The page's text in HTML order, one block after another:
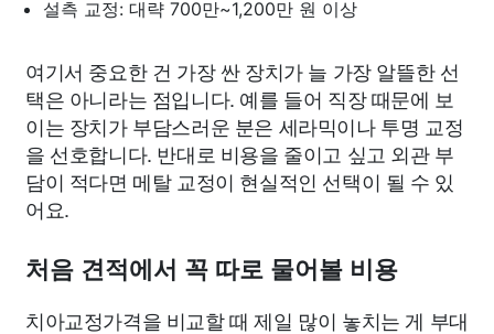
설측 교정: 대략 700만~1,200만 원 이상
여기서 중요한 건 가장 싼 장치가 늘 가장 알뜰한 선
택은 아니라는 점입니다. 예를 들어 직장 때문에 보
이는 장치가 부담스러운 분은 세라믹이나 투명 교정
을 선호합니다. 반대로 비용을 줄이고 싶고 외관 부
담이 적다면 메탈 교정이 현실적인 선택이 될 수 있
어요.
처음 견적에서 꼭 따로 물어볼 비용
치아교정가격을 비교할 때 제일 많이 놓치는 게 부대